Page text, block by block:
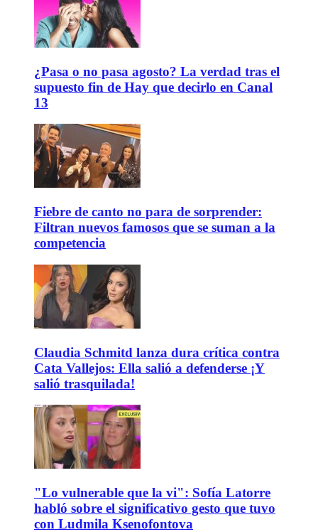
¿Pasa o no pasa agosto? La verdad tras el
supuesto fin de Hay que decirlo en Canal
13
Fiebre de canto no para de sorprender:
Filtran nuevos famosos que se suman a la
competencia
Claudia Schmitd lanza dura crítica contra
Cata Vallejos: Ella salió a defenderse ¡Y
salió trasquilada!
"Lo vulnerable que la vi": Sofía Latorre
habló sobre el significativo gesto que tuvo
con Ludmila Ksenofontova